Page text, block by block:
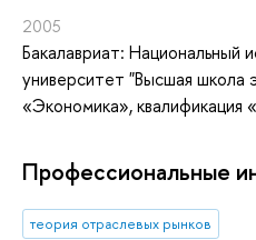
2005
Бакалавриат: Национальный
университет "Высшая школа
«Экономика», квалификация
Профессиональные
теория отраслевых рынков